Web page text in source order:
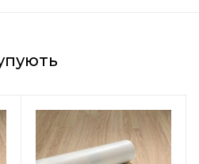
Бельгія
Товщина